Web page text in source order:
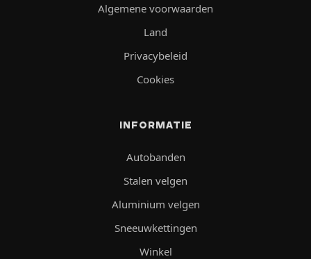
Algemene voorwaarden
Land
Privacybeleid
Cookies
INFORMATIE
Autobanden
Stalen velgen
Aluminium velgen
Sneeuwkettingen
Winkel